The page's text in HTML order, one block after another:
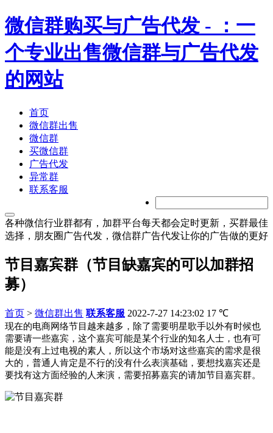
微信群购买与广告代发 - ：一
个专业出售微信群与广告代发
的网站
首页
微信群出售
微信群
买微信群
广告代发
异常群
联系客服
各种微信行业群都有，加群平台每天都会定时更新，买群最佳
选择，朋友圈广告代发，微信群广告代发让你的广告做的更好
节目嘉宾群（节目缺嘉宾的可以加群招
募）
首页 > 微信群出售 联系客服 2022-7-27 14:23:02 17 ℃
现在的电商网络节目越来越多，除了需要明星歌手以外有时候也
需要请一些嘉宾，这个嘉宾可能是某个行业的知名人士，也有可
能是没有上过电视的素人，所以这个市场对这些嘉宾的需求是很
大的，普通人肯定是不行的没有什么表演基础，要想找嘉宾还是
要找有这方面经验的人来演，需要招募嘉宾的请加节目嘉宾群。